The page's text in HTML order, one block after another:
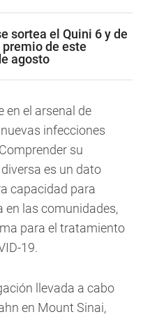
sortea el Quini 6 y de
de este
agosto
en el arsenal de
infecciones
su
es un dato
capacidad para
en las comunidades,
para el tratamiento
19.
llevada a cabo
en Mount Sinai,